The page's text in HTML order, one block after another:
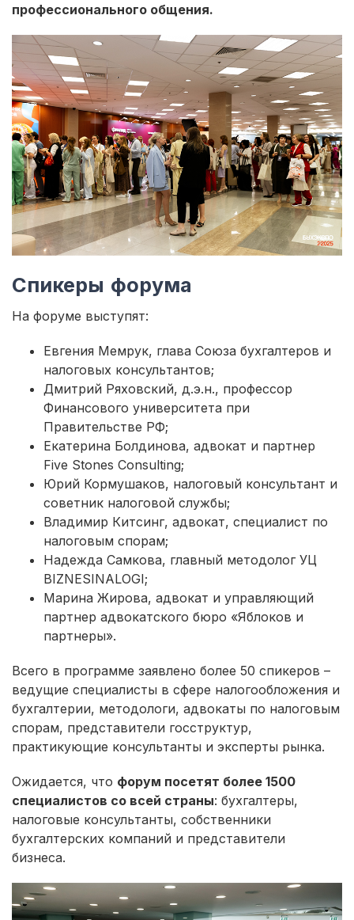
профессионального общения.
Спикеры форума
На форуме выступят:
Евгения Мемрук, глава Союза бухгалтеров и
налоговых консультантов;
Дмитрий Ряховский, д.э.н., профессор
Финансового университета при
Правительстве РФ;
Екатерина Болдинова, адвокат и партнер
Five Stones Consulting;
Юрий Кормушаков, налоговый консультант и
советник налоговой службы;
Владимир Китсинг, адвокат, специалист по
налоговым спорам;
Надежда Самкова, главный методолог УЦ
BIZNESINALOGI;
Марина Жирова, адвокат и управляющий
партнер адвокатского бюро «Яблоков и
партнеры».
Всего в программе заявлено более 50 спикеров –
ведущие специалисты в сфере налогообложения и
бухгалтерии, методологи, адвокаты по налоговым
спорам, представители госструктур,
практикующие консультанты и эксперты рынка.
Ожидается, что форум посетят более 1500
специалистов со всей страны: бухгалтеры,
налоговые консультанты, собственники
бухгалтерских компаний и представители
бизнеса.